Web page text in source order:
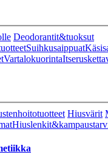
Deodorantit&tuoksut
Suihkusaippuat
Vartalokuorinta
Hiusvärit